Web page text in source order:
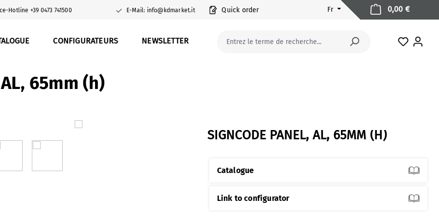
Hotline +39 0473 741500 E-Mail: info@kdmarket.it Quick order Fr
CONFIGURATEURS NEWSLETTER Vous
0,00 €Le
65mm (h)
SIGNCODE PANEL, AL, 65MM (H)
Catalogue
Link to configurator